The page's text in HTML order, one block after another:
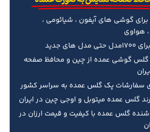
گوشی های آیفون ، شیائومی ،
هواوی
های جدید
گلس گوشی عمده از چین و محافظ صفحه
سفارشات پک گلس عمده به سراسر کشور
گلس عمده میتوبل و اوجی چین در ایران
گلس عمده با کیفیت و قیمت ارزان در